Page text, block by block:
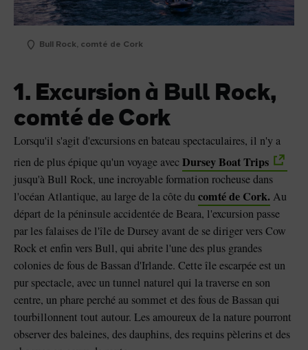
Bull Rock, comté de Cork
1. Excursion à Bull Rock,
comté de Cork
Lorsqu'il s'agit d'excursions en bateau spectaculaires, il n'y a
rien de plus épique qu'un voyage avecDursey Boat Trips
jusqu'à Bull Rock, une incroyable formation rocheuse dans
l'océan Atlantique, au large de la côte du comté de Cork. Au
départ de la péninsule accidentée de Beara, l'excursion passe
par les falaises de l'île de Dursey avant de se diriger vers Cow
Rock et enfin vers Bull, qui abrite l'une des plus grandes
colonies de fous de Bassan d'Irlande. Cette île escarpée est un
pur spectacle, avec un tunnel naturel qui la traverse en son
centre, un phare perché au sommet et des fous de Bassan qui
tourbillonnent tout autour. Les amoureux de la nature pourront
observer des baleines, des dauphins, des requins pèlerins et des